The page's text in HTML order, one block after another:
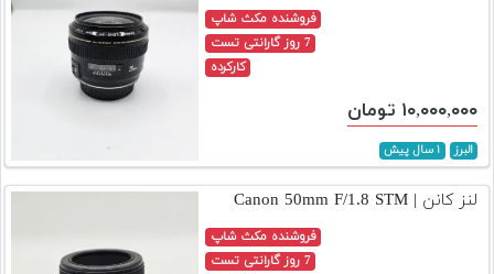
فروشنده مکث شاپ
7 روز گارانتی تست
کارکرده
۱۰,۰۰۰,۰۰۰ تومان
البرز ۱ سال پیش
لنز کانن | Canon 50mm F/1.8 STM
فروشنده مکث شاپ
7 روز گارانتی تست